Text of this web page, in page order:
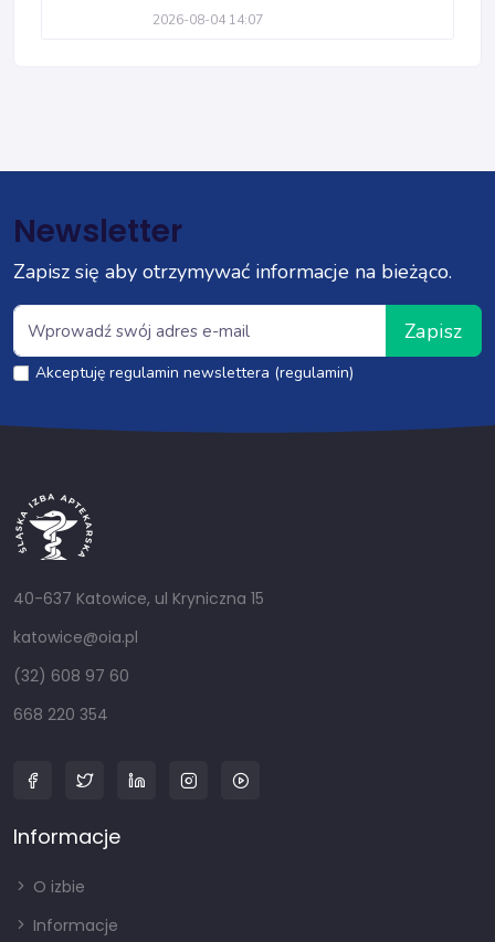
2026-08-04 14:07
Newsletter
Zapisz się aby otrzymywać informacje na bieżąco.
Zapisz
Akceptuję regulamin newslettera (regulamin)
40-637 Katowice, ul Kryniczna 15
katowice@oia.pl
(32) 608 97 60
668 220 354
Informacje
O izbie
Informacje